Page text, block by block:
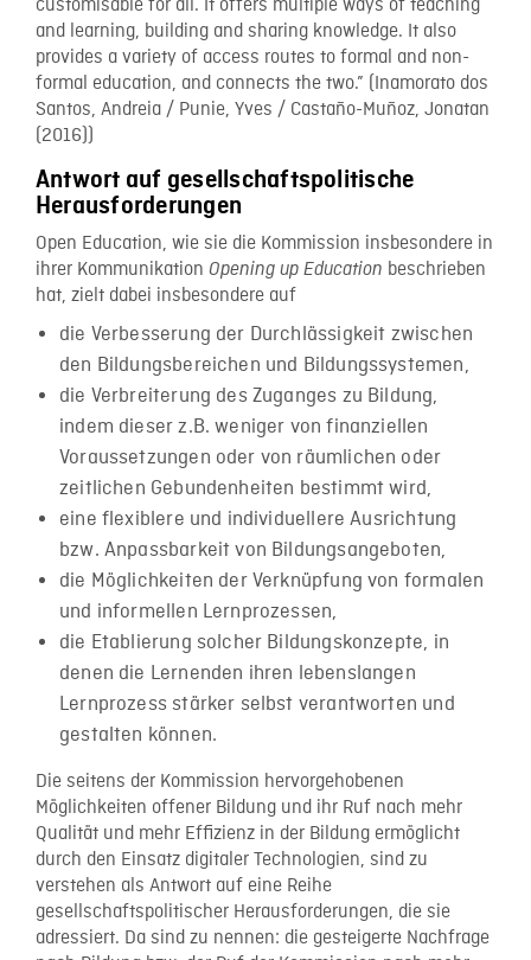
customisable for all. It offers multiple ways of teaching
and learning, building and sharing knowledge. It also
provides a variety of access routes to formal and non-
formal education, and connects the two.” (Inamorato dos
Santos, Andreia / Punie, Yves / Castaño-Muñoz, Jonatan
(2016))
Antwort auf gesellschaftspolitische
Herausforderungen
Open Education, wie sie die Kommission insbesondere in
ihrer Kommunikation Opening up Education beschrieben
hat, zielt dabei insbesondere auf
die Verbesserung der Durchlässigkeit zwischen
den Bildungsbereichen und Bildungssystemen,
die Verbreiterung des Zuganges zu Bildung,
indem dieser z.B. weniger von finanziellen
Voraussetzungen oder von räumlichen oder
zeitlichen Gebundenheiten bestimmt wird,
eine flexiblere und individuellere Ausrichtung
bzw. Anpassbarkeit von Bildungsangeboten,
die Möglichkeiten der Verknüpfung von formalen
und informellen Lernprozessen,
die Etablierung solcher Bildungskonzepte, in
denen die Lernenden ihren lebenslangen
Lernprozess stärker selbst verantworten und
gestalten können.
Die seitens der Kommission hervorgehobenen
Möglichkeiten offener Bildung und ihr Ruf nach mehr
Qualität und mehr Effizienz in der Bildung ermöglicht
durch den Einsatz digitaler Technologien, sind zu
verstehen als Antwort auf eine Reihe
gesellschaftspolitischer Herausforderungen, die sie
adressiert. Da sind zu nennen: die gesteigerte Nachfrage